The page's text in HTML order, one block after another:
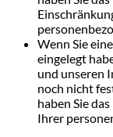
Wenn Sie
eingelegt
und unseren
noch nicht
haben Sie
Ihrer